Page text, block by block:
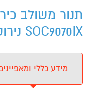
SOC9070IX נירוסטה - מידע נוסף
מידע כללי